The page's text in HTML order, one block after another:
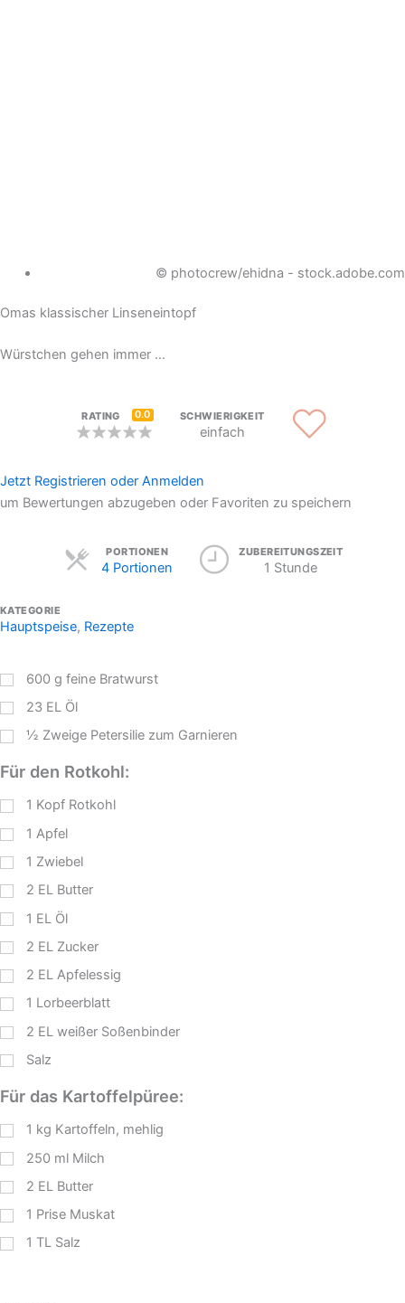
© photocrew/ehidna - stock.adobe.com
Omas klassischer Linseneintopf
Würstchen gehen immer ...
RATING 0.0 SCHWIERIGKEIT
einfach
Jetzt Registrieren oder Anmelden
um Bewertungen abzugeben oder Favoriten zu speichern
PORTIONEN
4 Portionen
Servings ZUBEREITUNGSZEIT
1 Stunde
KATEGORIE
Hauptspeise, Rezepte
600 g feine Bratwurst
23 EL Öl
½ Zweige Petersilie zum Garnieren
Für den Rotkohl:
1 Kopf Rotkohl
1 Apfel
1 Zwiebel
2 EL Butter
1 EL Öl
2 EL Zucker
2 EL Apfelessig
1 Lorbeerblatt
2 EL weißer Soßenbinder
Salz
Für das Kartoffelpüree:
1 kg Kartoffeln, mehlig
250 ml Milch
2 EL Butter
1 Prise Muskat
1 TL Salz